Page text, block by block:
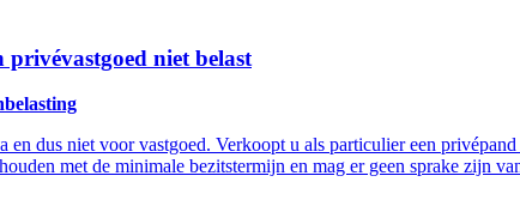
niet belast
dus niet voor vastgoed. Verkoopt u als particulier een
met de minimale bezitstermijn en mag er geen sprake zijn